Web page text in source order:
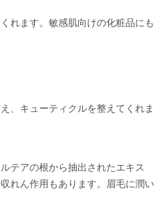
れます。敏感肌向けの化粧品にも
、キューティクルを整えてくれま
テアの根から抽出されたエキス
れん作用もあります。眉毛に潤い